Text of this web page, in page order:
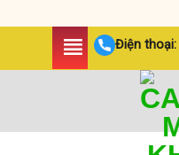
Điện thoại: